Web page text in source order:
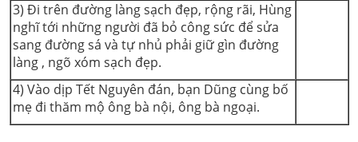
3) Đi trên đường làng sạch đẹp, rộng rãi, Hùng
nghĩ tới những người đã bỏ công sức để sửa
sang đường sá và tự nhủ phải giữ gìn đường
làng , ngõ xóm sạch đẹp.
4) Vào dịp Tết Nguyên đán, bạn Dũng cùng bố
mẹ đi thăm mộ ông bà nội, ông bà ngoại.